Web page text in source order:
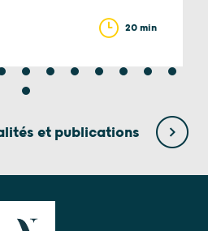
20 min
et publications